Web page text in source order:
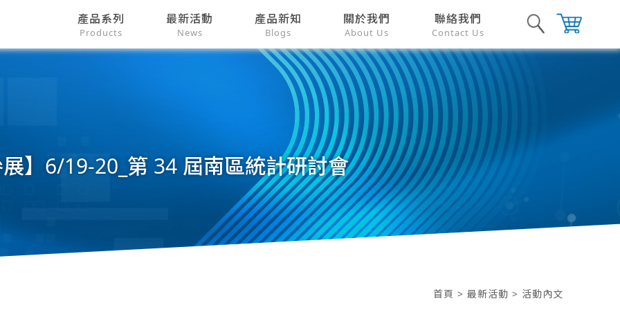
產品系列
Products
最新活動
News
產品新知
Blogs
關於我們
About Us
聯絡我們
Contact Us
】6/19-20_第 34 屆南區統計研討會
首頁 > 最新活動 > 活動內文